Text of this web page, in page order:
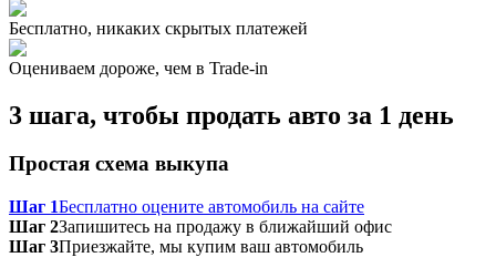
Бесплатно, никаких скрытых платежей
Оцениваем дороже, чем в Trade‑in
3 шага, чтобы продать авто за 1 день
Простая схема выкупа
Шаг 1Бесплатно оцените автомобиль на сайте
Шаг 2Запишитесь на продажу в ближайший офис
Шаг 3Приезжайте, мы купим ваш автомобиль